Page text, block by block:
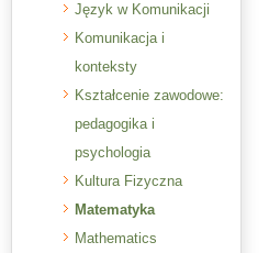
Język w Komunikacji
Komunikacja i
konteksty
Kształcenie zawodowe:
pedagogika i
psychologia
Kultura Fizyczna
Matematyka
Mathematics